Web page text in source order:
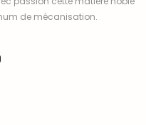
de mécanisation.